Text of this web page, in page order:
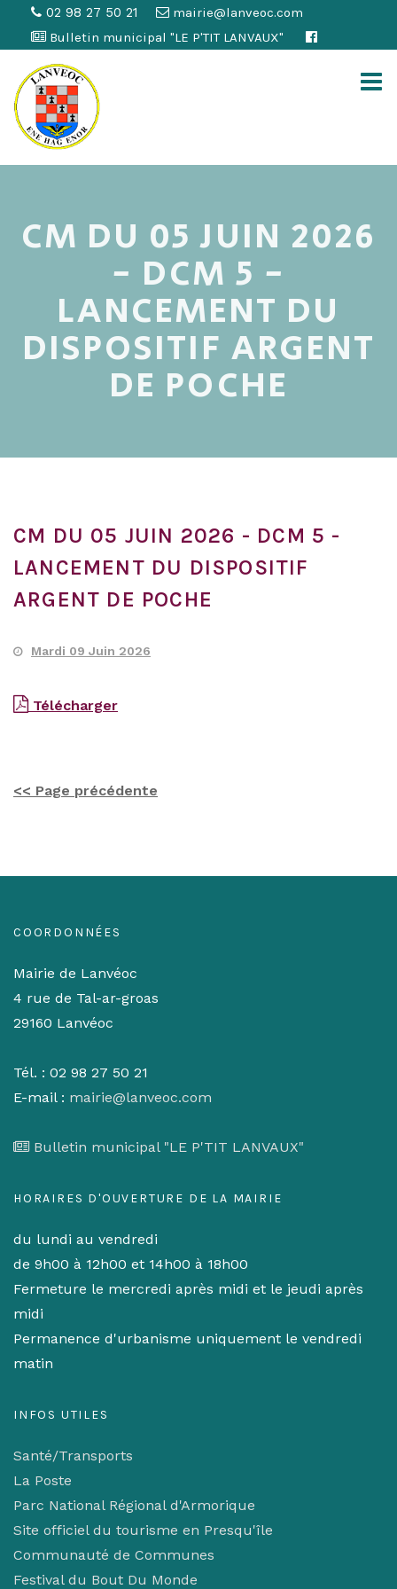
02 98 27 50 21
mairie@lanveoc.com
Bulletin municipal "LE P'TIT LANVAUX"
CM DU 05 JUIN 2026
- DCM 5 -
LANCEMENT DU
DISPOSITIF ARGENT
DE POCHE
CM DU 05 JUIN 2026 - DCM 5 -
LANCEMENT DU DISPOSITIF
ARGENT DE POCHE
Mardi 09 Juin 2026
Télécharger
<< Page précédente
COORDONNÉES
Mairie de Lanvéoc
4 rue de Tal-ar-groas
29160 Lanvéoc
Tél. : 02 98 27 50 21
E-mail : mairie@lanveoc.com
Bulletin municipal "LE P'TIT LANVAUX"
HORAIRES D'OUVERTURE DE LA MAIRIE
du lundi au vendredi
de 9h00 à 12h00 et 14h00 à 18h00
Fermeture le mercredi après midi et le jeudi après
midi
Permanence d'urbanisme uniquement le vendredi
matin
INFOS UTILES
Santé/Transports
La Poste
Parc National Régional d'Armorique
Site officiel du tourisme en Presqu'île
Communauté de Communes
Festival du Bout Du Monde